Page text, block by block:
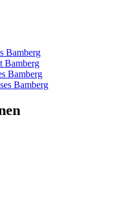
Bamberg
Bamberg
Bamberg
Bamberg